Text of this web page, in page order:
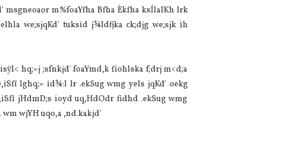
m%foaYfha Bfha Èkfha ksÍlaIKh lrk
we;sjqKd' tuksid j¾Idfjka ck;djg we;sjk ìh
hq;=j ;sfnkjd' foaYmd,k fíohlska f;drj m<d;a
lghq;= id¾:l lr .ekSug wmg yels jqKd' oekg
jHdmD;s ioyd uq,HdOdr fidhd .ekSug wmg
wjYH uqo,a ,nd.kakjd'